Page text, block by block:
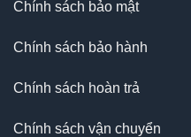
Chính sách bảo mật
Chính sách bảo hành
Chính sách hoàn trả
Chính sách vận chuyển